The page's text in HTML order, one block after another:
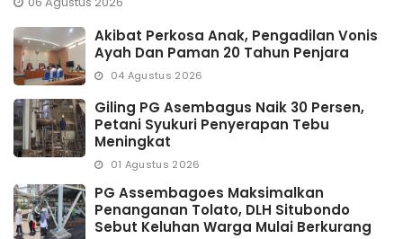
Akibat Perkosa Anak, Pengadilan Vonis
Ayah Dan Paman 20 Tahun Penjara
04 Agustus 2026
Giling PG Asembagus Naik 30 Persen,
Petani Syukuri Penyerapan Tebu
Meningkat
01 Agustus 2026
PG Assembagoes Maksimalkan
Penanganan Tolato, DLH Situbondo
Sebut Keluhan Warga Mulai Berkurang